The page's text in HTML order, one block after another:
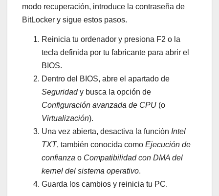
modo recuperación, introduce la contraseña de
BitLocker y sigue estos pasos.
Reinicia tu ordenador y presiona F2 o la
tecla definida por tu fabricante para abrir el
BIOS.
Dentro del BIOS, abre el apartado de
Seguridady busca la opción de
Configuración avanzada de CPU (o
Virtualización).
Una vez abierta, desactiva la función Intel
TXT, también conocida como Ejecución de
confianza o Compatibilidad con DMA del
kernel del sistema operativo.
Guarda los cambios y reinicia tu PC.